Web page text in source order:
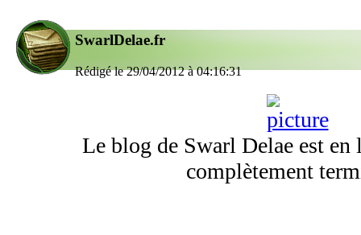
SwarlDelae.fr
Rédigé le 29/04/2012 à 04:16:31
Le blog de Swarl Delae est en
complètement